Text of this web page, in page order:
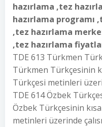
hazırlama ,tez
hazırlama programı
,tez hazırlama
,tez hazırlama
TDE 613 Türkmen
Türkmen Türkçesinin
Türkçesi metinleri
TDE 614 Özbek
Özbek Türkçesinin
metinleri üzerinde